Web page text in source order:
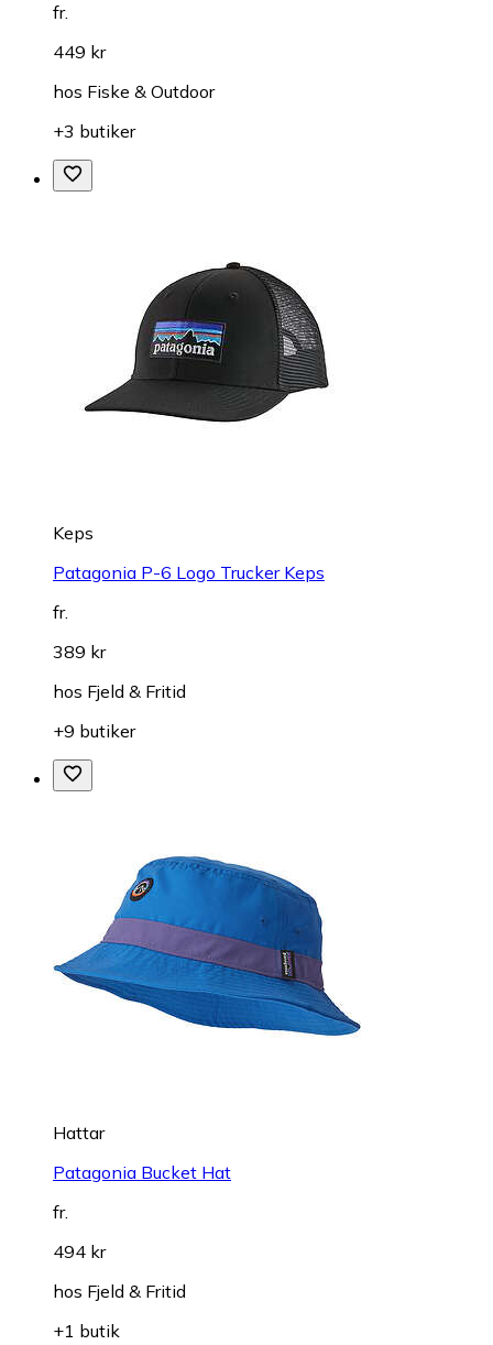
fr.
449 kr
hos Fiske & Outdoor
+3 butiker
Keps
Patagonia P-6 Logo Trucker Keps
fr.
389 kr
hos Fjeld & Fritid
+9 butiker
Hattar
Patagonia Bucket Hat
fr.
494 kr
hos Fjeld & Fritid
+1 butik